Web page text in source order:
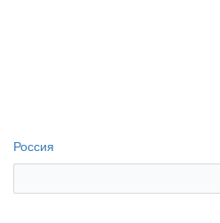
Россия